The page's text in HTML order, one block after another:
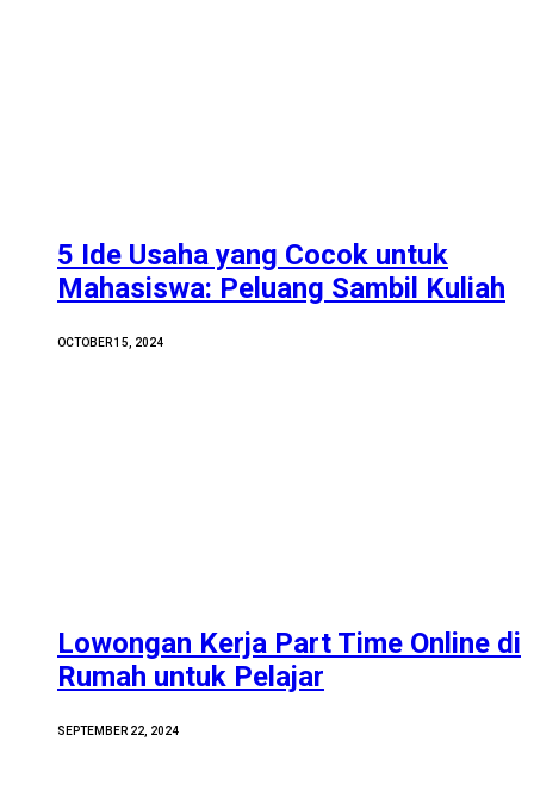
5 Ide Usaha yang Cocok untuk
Mahasiswa: Peluang Sambil Kuliah
OCTOBER 15, 2024
Lowongan Kerja Part Time Online di
Rumah untuk Pelajar
SEPTEMBER 22, 2024